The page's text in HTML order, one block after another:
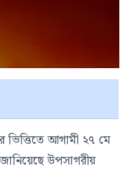
আগামী ২৭ মে
উপসাগরীয়